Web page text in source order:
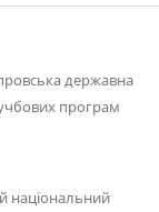
державна
учбових програм
національний